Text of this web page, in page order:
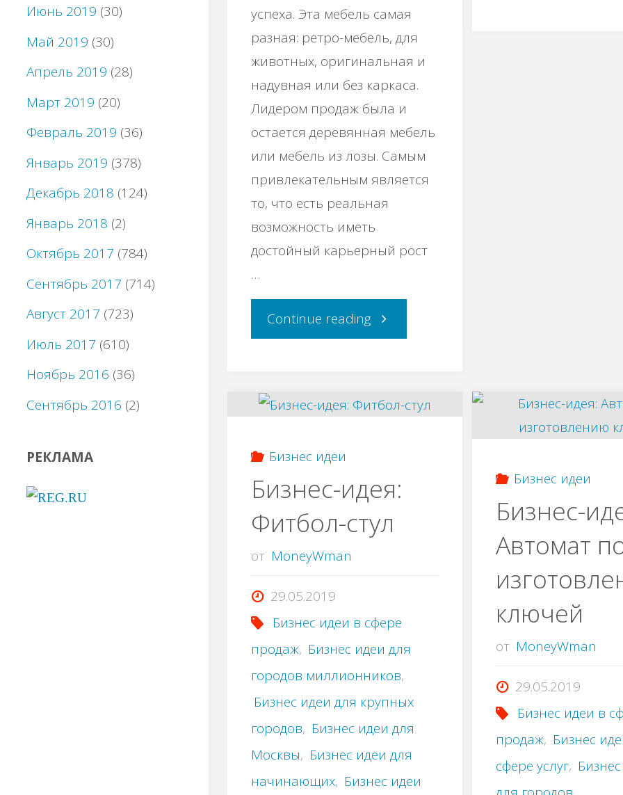
успеха. Эта мебель самая
разная: ретро-мебель, для
животных, оригинальная и
надувная или без каркаса.
Лидером продаж была и
остается деревянная мебель
или мебель из лозы. Самым
привлекательным является
то, что есть реальная
возможность иметь
достойный карьерный рост
…
Continue reading"Бизнес
Как
стульев"
Бизнес идеи
Бизнес-идея:
Фитбол-стул
от MoneyWman
29.05.2019
Бизнес идеи в сфере
продаж, Бизнес идеи для
городов миллионников,
Бизнес идеи для крупных
городов, Бизнес идеи для
Москвы, Бизнес идеи для
начинающих, Бизнес идеи
Бизнес идеи
Бизнес-
Автомат
ключей
от MoneyWman
29.05.2019
Бизнес идеи в
продаж, Бизнес
сфере услуг,
Июнь 2019 (30)
Май 2019 (30)
Апрель 2019 (28)
Март 2019 (20)
Февраль 2019 (36)
Январь 2019 (378)
Декабрь 2018 (124)
Январь 2018 (2)
Октябрь 2017 (784)
Сентябрь 2017 (714)
Август 2017 (723)
Июль 2017 (610)
Ноябрь 2016 (36)
Сентябрь 2016 (2)
РЕКЛАМА